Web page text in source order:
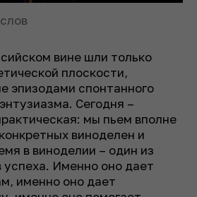
вине шли только
плоскости,
эпизодами спонтанного
Сегодня –
мы пьем вполне
виноделен и
в виноделии – один из
успеха. Именно оно дает
именно оно дает